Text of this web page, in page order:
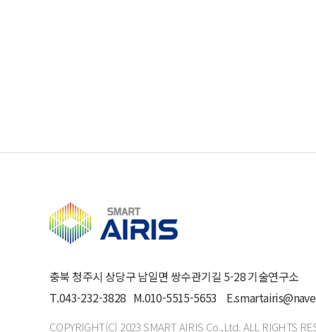
2) 전기통신사업법에 규정된 기간통신사업자가 전기통신
회원이 이용계약을 해지하고자 하는 때에는 회원 본인이
이용계약을 해지하거나 또는 기간을 정하여 서비스 이용을
1.타인의 ID 및 P.W를 도용한 경우
3.가입한 이름이 실명이 아닌 경우
5.공공질서 및 미풍양속에 저해되는 내용을 고의로 유포시
충북 청주시 상당구 남일면 쌍수관기길 5-28 기술연구소
T.043-232-3828 M.010-5515-5653
COPYRIGHT(C) 2023 SMART AIRIS Co.,Ltd. ALL RIGHTS